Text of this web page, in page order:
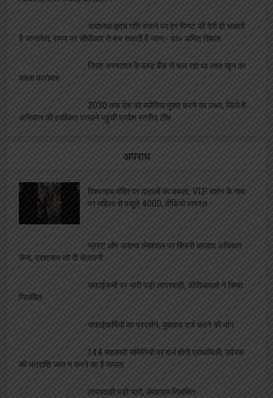
अचानक हृदय गति रुकने पर हर मिनट की देरी हो सकती
है जानलेवा, समय पर सीपीआर से बच सकती है जान:- डा० अमित सिंघल
ज़िला अस्पताल के ब्लड बैंक से चल रहा था लाल खून का
काला कारोबार
2030 तक देश को मलेरिया मुक्त करने का लक्ष्य, जिले में
अभियान की हकीकत परखने पहुंची प्रदेश स्तरीय टीम
अपराध
विश्वनाथ मंदिर पर दलालों का कब्ज़ा, VIP दर्शन के नाम
पर महिला से वसूले 4000, वीडियो वायरल
भ्रस्ट और असभ्य लेखपाल पर बिफरी आज़ाद अधिकार
सेना, प्रशासन को दी चेतावनी
सफाईकर्मी पर भारी पड़ी लापरवाही, डीपीआरओ ने किया
निलंबित
सफाईकर्मियों का प्रदर्शन, मुकदमा दर्ज करने की मांग
144 सहकारी समितियों पर दर्ज होगी प्राथमिकी, उर्वरक
की धनराशि जमा न करने का है मामला
लापरवाही पड़ी भारी, लेखपाल निलंबित